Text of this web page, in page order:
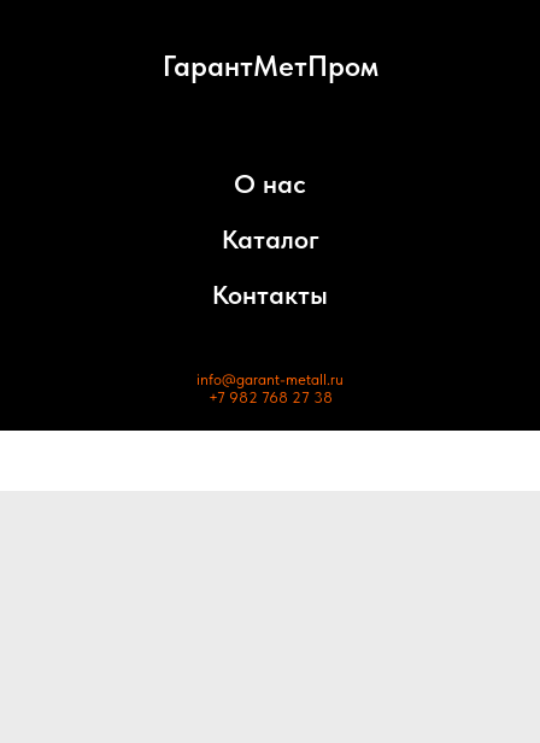
ГарантМетПром
О нас
Каталог
Контакты
info@garant-metall.ru
+7 982 768 27 38